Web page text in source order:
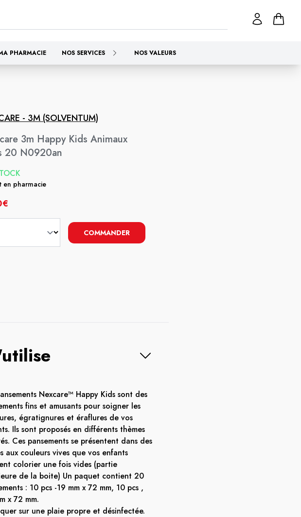
PHARMACIE NOS SERVICES NOS VALEURS
- 3M (SOLVENTUM)
3m Happy Kids Animaux
20 N0920an
en pharmacie
COMMANDER
Nexcare™ Happy Kids sont des
fins et amusants pour soigner les
égratignures et éraflures de vos
Ils sont proposés en différents thèmes
Ces pansements se présentent dans des
aux couleurs vives que vos enfants
colorier une fois vides (partie
de la boite) Un paquet contient 20
: 10 pcs -19 mm x 72 mm, 10 pcs ,
x 72 mm.
sur une plaie propre et désinfectée.